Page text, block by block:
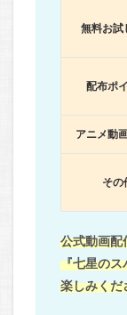
無料お試
配布ポ
アニメ動
その
公式動画配
『七星のス
楽しみくだ